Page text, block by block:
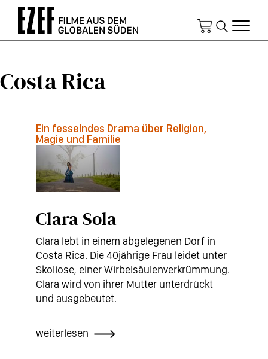
Direkt
Inhalt
Costa Rica
Ein fesselndes Drama über Religion,
Magie und Familie
Clara Sola
Clara lebt in einem abgelegenen Dorf in
Costa Rica. Die 40jährige Frau leidet unter
Skoliose, einer Wirbelsäulenverkrümmung.
Clara wird von ihrer Mutter unterdrückt
und ausgebeutet.
weiterlesen